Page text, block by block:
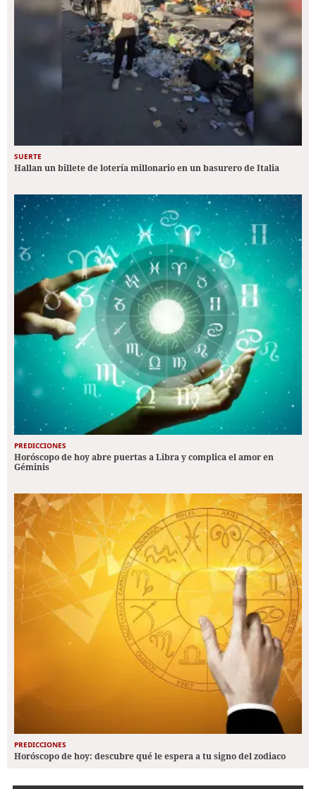
SUERTE
Hallan un billete de lotería millonario en un basurero de Italia
PREDICCIONES
Horóscopo de hoy abre puertas a Libra y complica el amor en
Géminis
PREDICCIONES
Horóscopo de hoy: descubre qué le espera a tu signo del zodiaco